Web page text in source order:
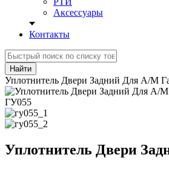
Аксессуары
Контакты
Найти
Уплотнитель Двери Задний Для А/М
ГУ055
Уплотнитель Двери